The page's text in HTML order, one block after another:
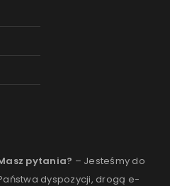
pytania? – Jesteśmy do
dyspozycji, drogą e-